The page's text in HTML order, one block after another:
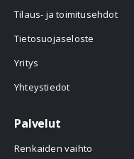
Tilaus- ja toimitusehdot
Tietosuojaseloste
Yritys
Yhteystiedot
Palvelut
Renkaiden vaihto